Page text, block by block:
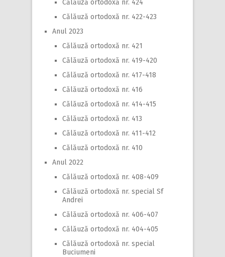
Călăuză ortodoxă nr. 424
Călăuză ortodoxă nr. 422-423
Anul 2023
Călăuză ortodoxă nr. 421
Călăuză ortodoxă nr. 419-420
Călăuză ortodoxă nr. 417-418
Călăuză ortodoxă nr. 416
Călăuză ortodoxă nr. 414-415
Călăuză ortodoxă nr. 413
Călăuză ortodoxă nr. 411-412
Călăuză ortodoxă nr. 410
Anul 2022
Călăuză ortodoxă nr. 408-409
Călăuză ortodoxă nr. special Sf
Andrei
Călăuză ortodoxă nr. 406-407
Călăuză ortodoxă nr. 404-405
Călăuză ortodoxă nr. special
Buciumeni